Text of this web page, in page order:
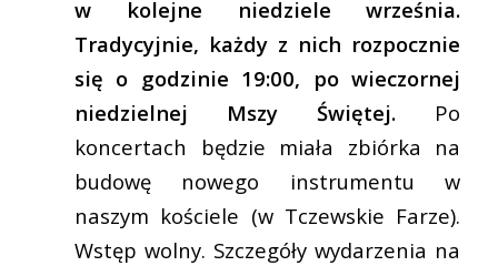
w kolejne niedziele września.
Tradycyjnie, każdy z nich rozpocznie
się o godzinie 19:00, po wieczornej
niedzielnej Mszy Świętej. Po
koncertach będzie miała zbiórka na
budowę nowego instrumentu w
naszym kościele (w Tczewskie Farze).
Wstęp wolny. Szczegóły wydarzenia na